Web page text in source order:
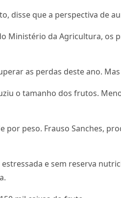
disse que a perspectiva de
Ministério da Agricultura,
as perdas deste ano.
o tamanho dos frutos.
peso. Frauso Sanches,
e sem reserva